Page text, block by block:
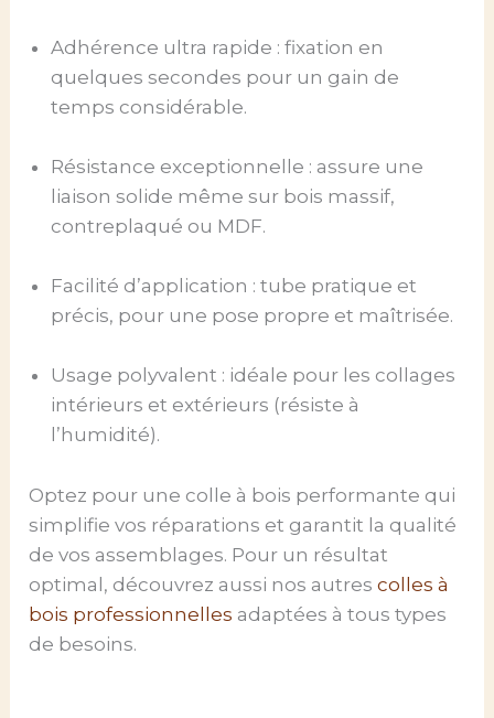
Adhérence ultra rapide : fixation en
quelques secondes pour un gain de
temps considérable.
Résistance exceptionnelle : assure une
liaison solide même sur bois massif,
contreplaqué ou MDF.
Facilité d’application : tube pratique et
précis, pour une pose propre et maîtrisée.
Usage polyvalent : idéale pour les collages
intérieurs et extérieurs (résiste à
l’humidité).
Optez pour une colle à bois performante qui
simplifie vos réparations et garantit la qualité
de vos assemblages. Pour un résultat
optimal, découvrez aussi nos autrescolles à
bois professionnelles adaptées à tous types
de besoins.